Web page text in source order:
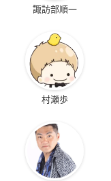
諏訪部順一
村瀬歩